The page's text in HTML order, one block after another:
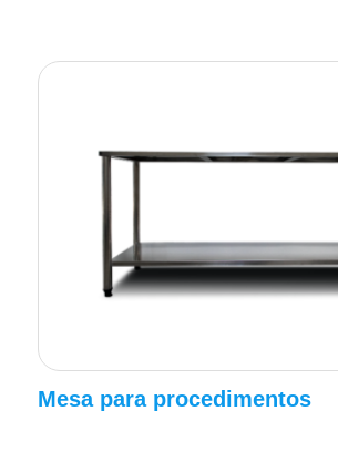
Mesa para procedimentos